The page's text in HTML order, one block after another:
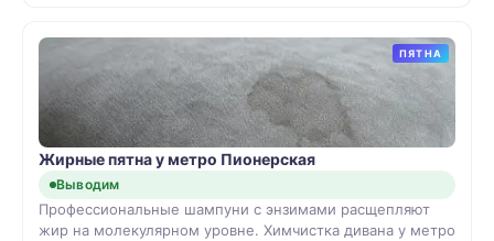
ПЯТНА
Жирные пятна у метро Пионерская
Выводим
Профессиональные шампуни с энзимами расщепляют
жир на молекулярном уровне. Химчистка дивана у метро